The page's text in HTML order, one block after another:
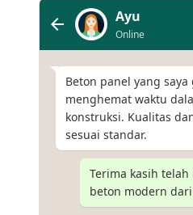
Ayu
Online
Beton panel yang saya
menghemat waktu
konstruksi. Kualitas
sesuai standar.
Terima kasih
beton modern